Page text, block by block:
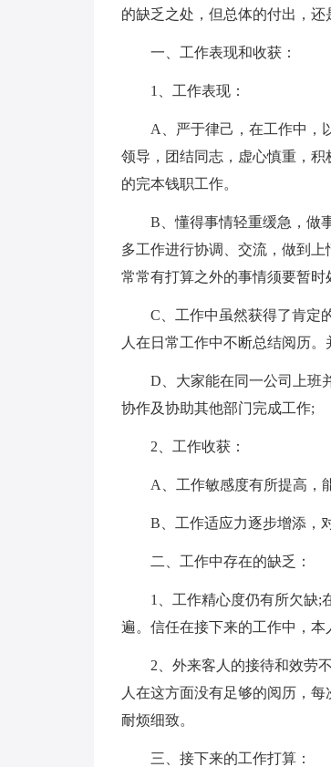
的缺乏之处，但总体的付出，还
一、工作表现和收获：
1、工作表现：
A、严于律己，在工作中，
领导，团结同志，虚心慎重，
的完本钱职工作。
B、懂得事情轻重缓急，做
多工作进行协调、交流，做到
常常有打算之外的事情须要暂时
C、工作中虽然获得了肯定
人在日常工作中不断总结阅历
D、大家能在同一公司上班
协作及协助其他部门完成工作;
2、工作收获：
A、工作敏感度有所提高，
B、工作适应力逐步增添，
二、工作中存在的缺乏：
1、工作精心度仍有所欠缺;
遍。信任在接下来的工作中，
2、外来客人的接待和效劳
人在这方面没有足够的阅历，
耐烦细致。
三、接下来的工作打算：